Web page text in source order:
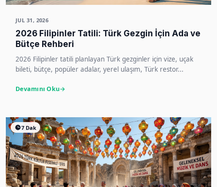
JUL 31, 2026
2026 Filipinler Tatili: Türk Gezgin İçin Ada ve
Bütçe Rehberi
2026 Filipinler tatili planlayan Türk gezginler için vize, uçak
bileti, bütçe, popüler adalar, yerel ulaşım, Türk restor...
Devamını Oku
7 Dak